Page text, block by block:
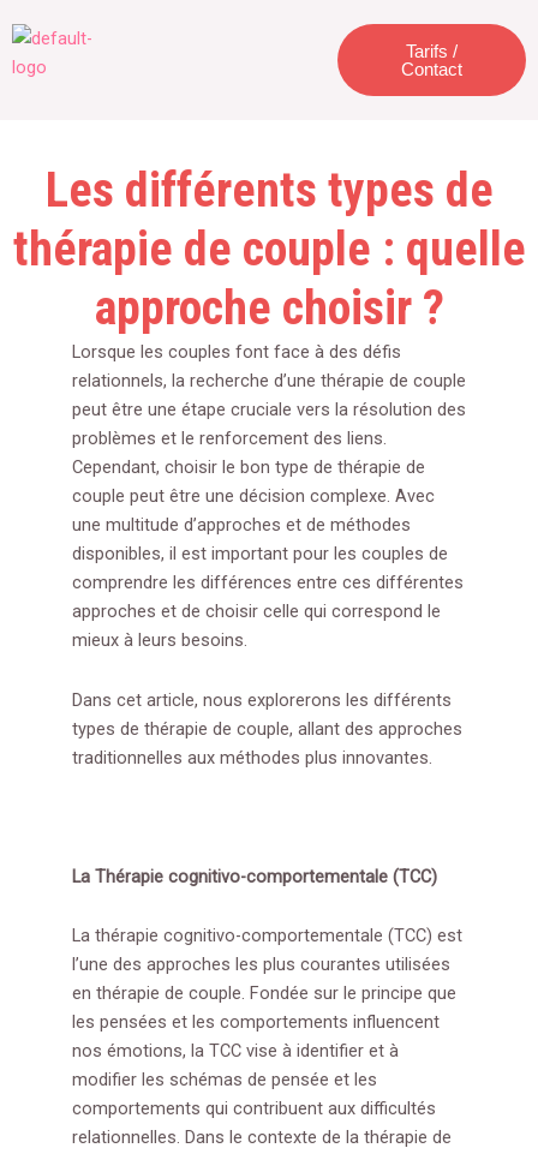
au
contenu
Tarifs /
Contact
Les différents types de
thérapie de couple : quelle
approche choisir ?
Lorsque les couples font face à des défis
relationnels, la recherche d’une thérapie de couple
peut être une étape cruciale vers la résolution des
problèmes et le renforcement des liens.
Cependant, choisir le bon type de thérapie de
couple peut être une décision complexe. Avec
une multitude d’approches et de méthodes
disponibles, il est important pour les couples de
comprendre les différences entre ces différentes
approches et de choisir celle qui correspond le
mieux à leurs besoins.
Dans cet article, nous explorerons les différents
types de thérapie de couple, allant des approches
traditionnelles aux méthodes plus innovantes.
La Thérapie cognitivo-comportementale (TCC)
La thérapie cognitivo-comportementale (TCC) est
l’une des approches les plus courantes utilisées
en thérapie de couple. Fondée sur le principe que
les pensées et les comportements influencent
nos émotions, la TCC vise à identifier et à
modifier les schémas de pensée et les
comportements qui contribuent aux difficultés
relationnelles. Dans le contexte de la thérapie de